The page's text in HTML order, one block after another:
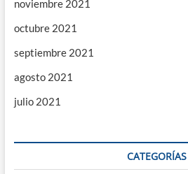
noviembre 2021
octubre 2021
septiembre 2021
agosto 2021
julio 2021
CATEGORÍAS